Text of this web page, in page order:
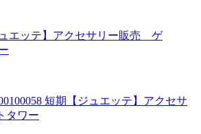
エッテ】アクセサリー販売 ゲ
短期【ジュエッテ】アクセサ
タワー